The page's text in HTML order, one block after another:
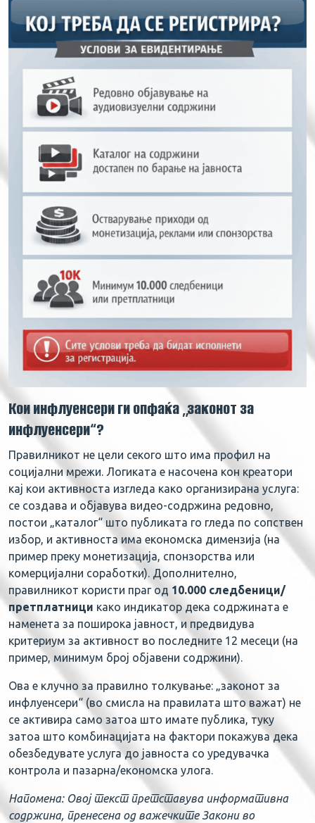
Кои инфлуенсери ги опфаќа „законот за
инфлуенсери“?
Правилникот не цели секого што има профил на
социјални мрежи. Логиката е насочена кон креатори
кај кои активноста изгледа како организирана услуга:
се создава и објавува видео-содржина редовно,
постои „каталог“ што публиката го гледа по сопствен
избор, и активноста има економска димензија (на
пример преку монетизација, спонзорства или
комерцијални соработки). Дополнително,
правилникот користи праг од 10.000 следбеници/
претплатници како индикатор дека содржината е
наменета за поширока јавност, и предвидува
критериум за активност во последните 12 месеци (на
пример, минимум број објавени содржини).
Ова е клучно за правилно толкување: „законот за
инфлуенсери“ (во смисла на правилата што важат) не
се активира само затоа што имате публика, туку
затоа што комбинацијата на фактори покажува дека
обезбедувате услуга до јавноста со уредувачка
контрола и пазарна/економска улога.
Напомена: Овој текст претставува информативна
содржина, пренесена од важечките Закони во